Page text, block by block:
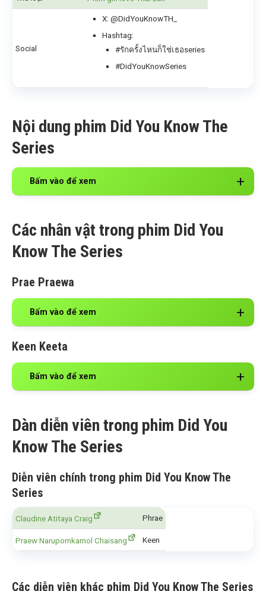
Social
X: @DidYouKnowTH_
Hashtag:
#รักครั้งไหนก็ใช่เธอseries
#DidYouKnowSeries
Nội dung phim Did You Know The
Series
Bấm vào để xem
Các nhân vật trong phim Did You
Know The Series
Prae Praewa
Bấm vào để xem
Keen Keeta
Bấm vào để xem
Dàn diễn viên trong phim Did You
Know The Series
Diễn viên chính trong phim Did You Know The
Series
Claudine Atitaya Craig Phrae
Praew Narupornkamol Chaisang Keen
Các diễn viên khác phim Did You Know The Series